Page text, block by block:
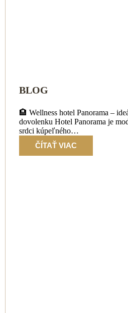
BLOG
🏨 Wellness hotel Panorama –
dovolenku Hotel Panorama je
srdci kúpeľného…
ČÍTAŤ VIAC